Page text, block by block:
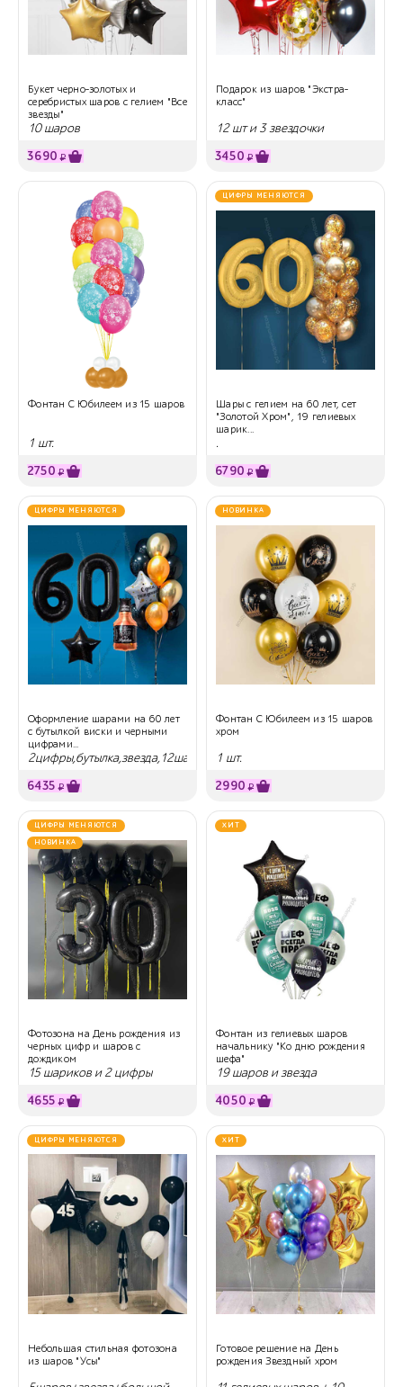
Букет черно-золотых и
серебристых шаров с гелием "Все
звезды"
10 шаров
3690 ₽
Подарок из шаров "Экстра-
класс"
12 шт и 3 звездочки
3450 ₽
Фонтан С Юбилеем из 15 шаров
1 шт.
2750 ₽
ЦИФРЫ МЕНЯЮТСЯ
Шары с гелием на 60 лет, сет
"Золотой Хром", 19 гелиевых
шарик...
.
6790 ₽
ЦИФРЫ МЕНЯЮТСЯ
Оформление шарами на 60 лет
с бутылкой виски и черными
цифрами...
2цифры,бутылка,звезда,12шаров
6435 ₽
НОВИНКА
Фонтан С Юбилеем из 15 шаров
хром
1 шт.
2990 ₽
ЦИФРЫ МЕНЯЮТСЯ
НОВИНКА
Фотозона на День рождения из
черных цифр и шаров с
дождиком
15 шариков и 2 цифры
4655 ₽
ХИТ
Фонтан из гелиевых шаров
начальнику "Ко дню рождения
шефа"
19 шаров и звезда
4050 ₽
ЦИФРЫ МЕНЯЮТСЯ
Небольшая стильная фотозона
из шаров "Усы"
ХИТ
Готовое решение на День
рождения Звездный хром